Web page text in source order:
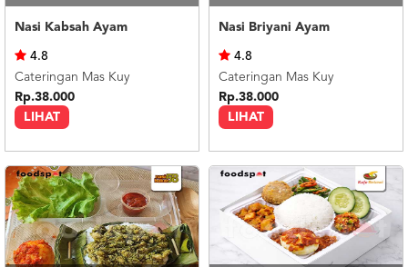
Nasi Kabsah Ayam
LIHAT
4.8
Cateringan Mas Kuy
Rp.38.000
Nasi Briyani Ayam
LIHAT
4.8
Cateringan Mas Kuy
Rp.38.000